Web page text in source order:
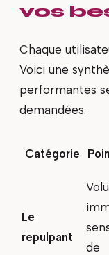
vos
Chaque
Voici une
performantes
demandées.
Catégorie
Le
repulpant
de